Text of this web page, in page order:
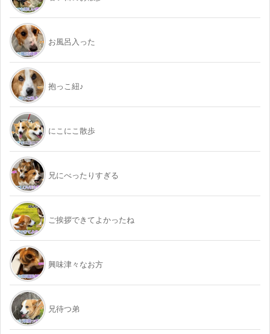
お風呂入った
抱っこ紐♪
にこにこ散歩
兄にべったりすぎる
ご挨拶できてよかったね
興味津々なお方
兄待つ弟